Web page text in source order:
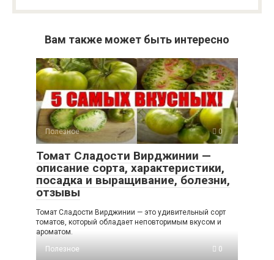
Вам также может быть интересно
Полезное 0
Томат Сладости Вирджинии —
описание сорта, характеристики,
посадка и выращивание, болезни,
отзывы
Томат Сладости Вирджинии — это удивительный сорт
томатов, который обладает неповторимым вкусом и
ароматом.
Полезное
0